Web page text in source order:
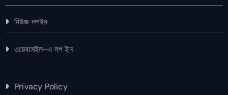
নিউজ লগইন
ওয়েবমেইল-এ লগ ইন
Privacy Policy